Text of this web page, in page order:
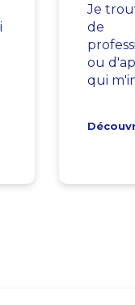
Je
de
ou
qui